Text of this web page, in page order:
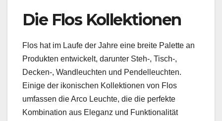
Die Flos Kollektionen
Flos hat im Laufe der Jahre eine breite Palette an
Produkten entwickelt, darunter Steh-, Tisch-,
Decken-, Wandleuchten und Pendelleuchten.
Einige der ikonischen Kollektionen von Flos
umfassen die Arco Leuchte, die die perfekte
Kombination aus Eleganz und Funktionalität